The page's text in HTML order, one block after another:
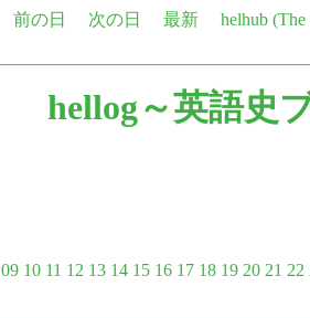
前の日 次の日 最新
helhub
hellog～英語史
09 10 11 12 13 14 15 16 17 18 19 20 21 22